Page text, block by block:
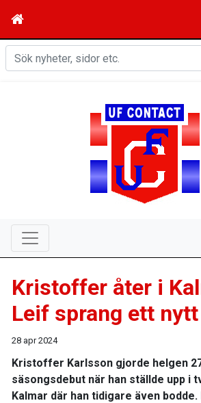
Kristoffer åter i
Leif sprang ett
28 apr 2024
Kristoffer Karlsson gjorde helgen
säsongsdebut när han ställde upp i
Kalmar där han tidigare även